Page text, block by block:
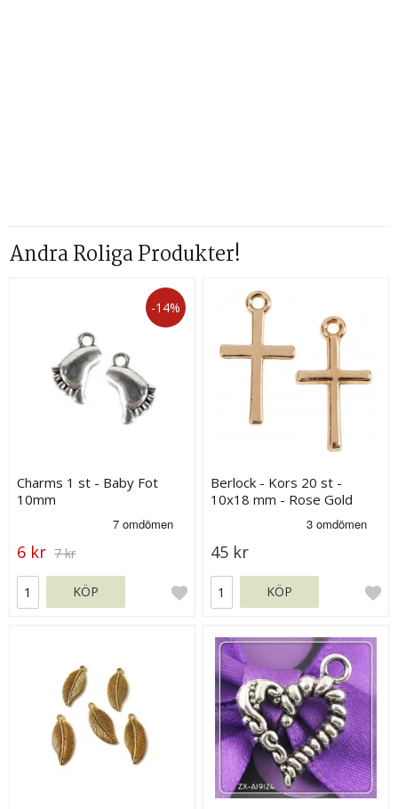
Andra Roliga Produkter!
-14%
Charms 1 st - Baby Fot
10mm
6 kr 7 kr
KÖP
Berlock - Kors 20 st -
10x18 mm - Rose Gold
45 kr
KÖP